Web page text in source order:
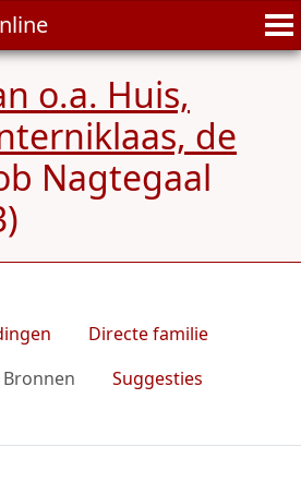
o.a. Huis,
de
Nagtegaal
Directe familie
Bronnen
Suggesties